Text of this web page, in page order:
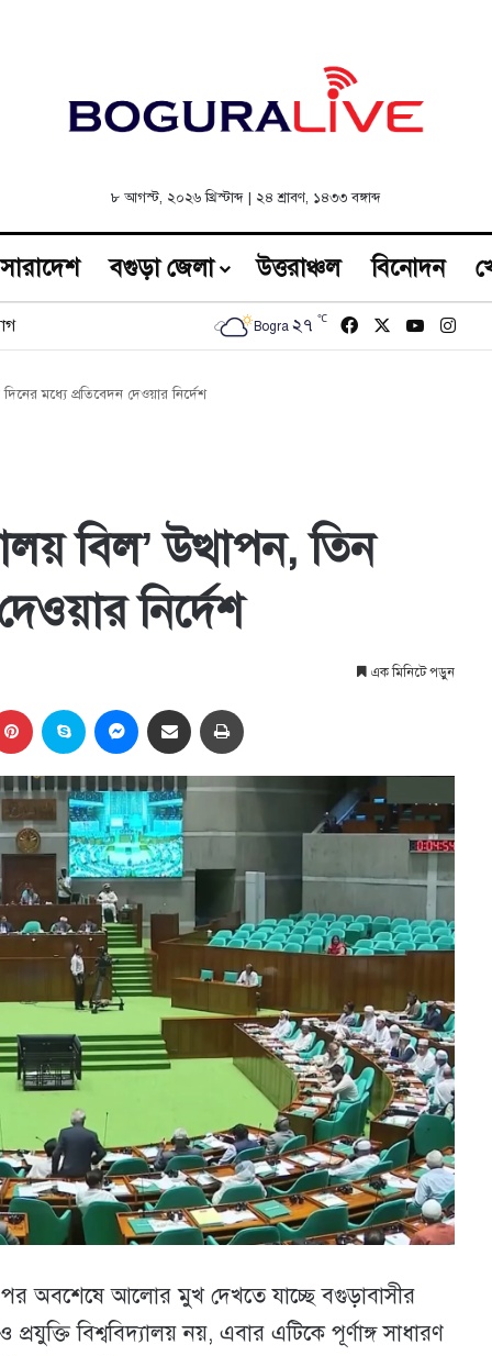
৮ আগস্ট, ২০২৬ খ্রিস্টাব্দ | ২৪ শ্রাবণ, ১৪৩৩ বঙ্গাব্দ
সারাদেশ বগুড়া জেলা উত্তরাঞ্চল বিনোদন
Bogra ২৭ ℃ Facebook
মধ্যে প্রতিবেদন দেওয়ার নির্দেশ
বিল’ উত্থাপন, তিন
নির্দেশ
এক মিনিটে পড়ুন
Pinterest Skype MessengerShare via Email
পর অবশেষে আলোর মুখ দেখতে যাচ্ছে বগুড়াবাসীর
প্রযুক্তি বিশ্ববিদ্যালয় নয়, এবার এটিকে পূর্ণাঙ্গ সাধারণ